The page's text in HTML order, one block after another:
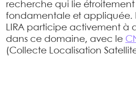
recherche qui lie
fondamentale et appliquée.
LIRA participe activement à
dans ce domaine, avec le
(Collecte Localisation